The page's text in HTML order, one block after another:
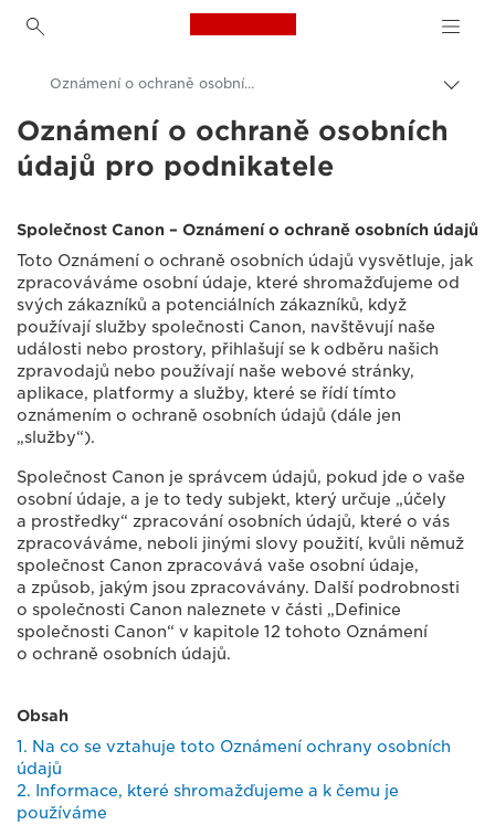
Canon Logo, back to
Canon
Centrum ochrany osobních údajů
Oznámení o ochraně osobních údajů pro podnikatele
Oznámení o ochraně osobních
údajů pro podnikatele
Společnost Canon – Oznámení o ochraně osobních údajů
Toto Oznámení o ochraně osobních údajů vysvětluje, jak
zpracováváme osobní údaje, které shromažďujeme od
svých zákazníků a potenciálních zákazníků, když
používají služby společnosti Canon, navštěvují naše
události nebo prostory, přihlašují se k odběru našich
zpravodajů nebo používají naše webové stránky,
aplikace, platformy a služby, které se řídí tímto
oznámením o ochraně osobních údajů (dále jen
„služby“).
Společnost Canon je správcem údajů, pokud jde o vaše
osobní údaje, a je to tedy subjekt, který určuje „účely
a prostředky“ zpracování osobních údajů, které o vás
zpracováváme, neboli jinými slovy použití, kvůli němuž
společnost Canon zpracovává vaše osobní údaje,
a způsob, jakým jsou zpracovávány. Další podrobnosti
o společnosti Canon naleznete v části „Definice
společnosti Canon“ v kapitole 12 tohoto Oznámení
o ochraně osobních údajů.
Obsah
1. Na co se vztahuje toto Oznámení ochrany osobních
údajů
2. Informace, které shromažďujeme a k čemu je
používáme